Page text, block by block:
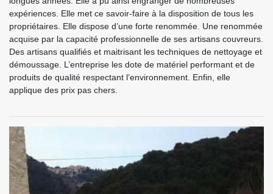
expériences. Elle met ce savoir-faire à la disposition de tous les
propriétaires. Elle dispose d’une forte renommée. Une renommée
acquise par la capacité professionnelle de ses artisans couvreurs.
Des artisans qualifiés et maitrisant les techniques de nettoyage et
démoussage. L’entreprise les dote de matériel performant et de
produits de qualité respectant l’environnement. Enfin, elle
applique des prix pas chers.